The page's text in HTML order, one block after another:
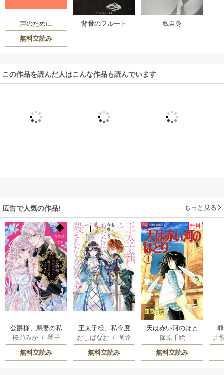
声のために
無料立読み
背骨のフルート 私自身
この作品を読んだ人はこんな作品も読んでいます
広告で人気の作品! もっと見る
公爵様、悪妻の私
はもう放っておい
てください
桜乃みか/ 琴子
無料立読み
王太子様、私今度
こそあなたに殺さ
れたくないんで
す！ ～聖女に嵌め
おしばなお / 岡達
英茉
/ 先崎真琴
無料立読み
無料
天は赤い河のほと
り
篠原千絵
無料立読み
井